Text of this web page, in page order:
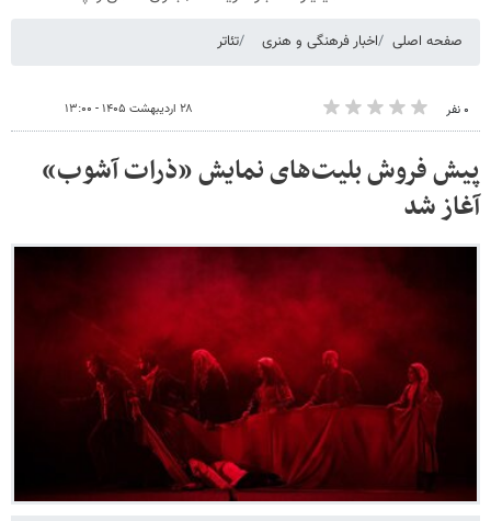
صفحه اصلی اخبار فرهنگی و هنری تئاتر
۰ نفر ۲۸ اردیبهشت ۱۴۰۵ - ۱۳:۰۰
پیش فروش بلیت‌های نمایش «ذرات آشوب»
آغاز شد